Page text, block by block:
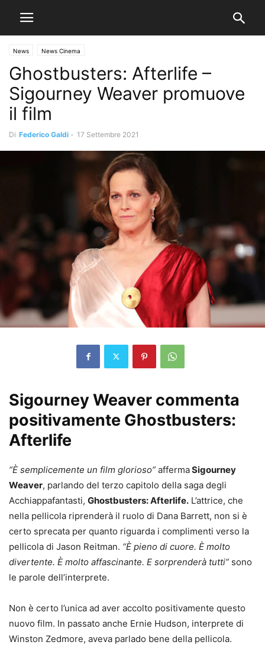
News News Cinema
Ghostbusters: Afterlife –
Sigourney Weaver promuove
il film
Di Federico Galdi - 17 Settembre 2021
Sigourney Weaver commenta
positivamente Ghostbusters:
Afterlife
“È semplicemente un film glorioso” affermaSigourney
Weaver, parlando del terzo capitolo della saga degli
Acchiappafantasti, Ghostbusters: Afterlife. L’attrice, che
nella pellicola riprenderà il ruolo di Dana Barrett, non si è
certo sprecata per quanto riguarda i complimenti verso la
pellicola di Jason Reitman. “È pieno di cuore. È molto
divertente. È molto affascinante. E sorprenderà tutti” sono
le parole dell’interprete.
Non è certo l’unica ad aver accolto positivamente questo
nuovo film. In passato anche Ernie Hudson, interprete di
Winston Zedmore, aveva parlado bene della pellicola.